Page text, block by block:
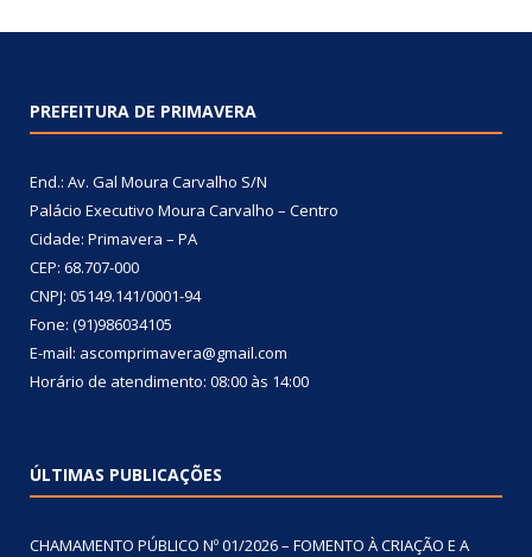
PREFEITURA DE PRIMAVERA
End.: Av. Gal Moura Carvalho S/N
Palácio Executivo Moura Carvalho – Centro
Cidade: Primavera – PA
CEP: 68.707-000
CNPJ: 05149.141/0001-94
Fone: (91)986034105
E-mail: ascomprimavera@gmail.com
Horário de atendimento: 08:00 às 14:00
ÚLTIMAS PUBLICAÇÕES
CHAMAMENTO PÚBLICO Nº 01/2026 – FOMENTO À CRIAÇÃO E A